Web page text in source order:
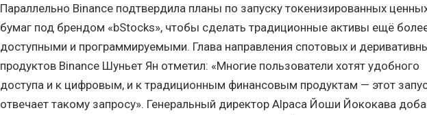
Параллельно Binance подтвердила планы по запуску токенизированных
бумаг под брендом «bStocks», чтобы сделать традиционные активы ещё
доступными и программируемыми. Глава направления спотовых и
продуктов Binance Шуньет Ян отметил: «Многие пользователи хотят удобного
доступа и к цифровым, и к традиционным финансовым продуктам — этот
отвечает такому запросу». Генеральный директор Alpaca Йоши Йококава